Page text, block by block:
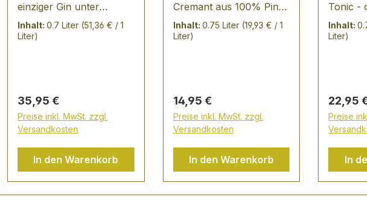
einziger Gin unter
Verwendung eines
Carter-Head und eines
machen den Gin sehr
einzigartig. TASTING
NOTES extravaganter
Gin der Spitzenklasse
Koriander,
Rosenblättern,
Gurkenextrakten und
Inhalt: 0.7 Liter (51,36 € / 1
Liter)
Regulärer Preis:
35,95 €
Preise inkl. MwSt. zzgl.
Versandkosten
In den Warenkorb
Cremant aus 100% Pinot
blanc (Weißburgunder)
Inhalt: 0.75 Liter (19,93 € / 1
Liter)
Regulärer Preis:
14,95 €
Preise inkl. MwSt. zzgl.
Versandkosten
In den Warenkorb
Tonic -
eine
des
drei
ein Gin
der
von
jede
Inhalt:
Liter)
22,95
Preise
In